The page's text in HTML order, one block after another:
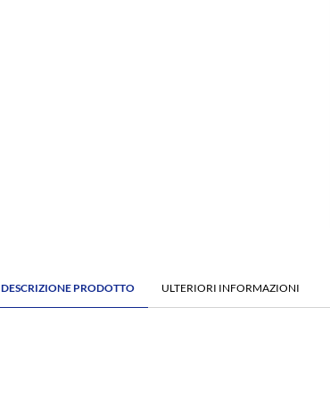
DESCRIZIONE PRODOTTO ULTERIORI INFORMAZIONI